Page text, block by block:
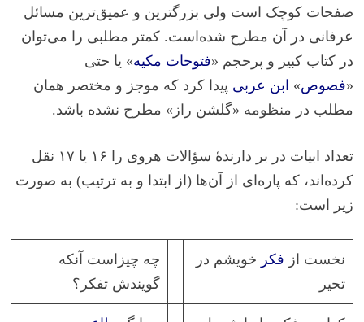
صفحات کوچک است ولی بزرگترین و عمیق‌ترین مسائل
عرفانی در آن مطرح شده‌است. کمتر مطلبی را می‌توان
در کتاب کبیر و پرحجم «فتوحات مکیه» یا حتی
«فصوص» ابن عربی پیدا کرد که موجز و مختصر همان
مطلب در منظومه «گلشن راز» مطرح نشده باشد.
تعداد ابیات در بر دارندهٔ سؤالات هروی را ۱۶ یا ۱۷ نقل
کرده‌اند، که پاره‌ای از آن‌ها (از ابتدا و به ترتیب) به صورت
زیر است:
نخست از فکر خویشم در
تحیر
چه چیزاست آنکه
گویندش تفکر؟